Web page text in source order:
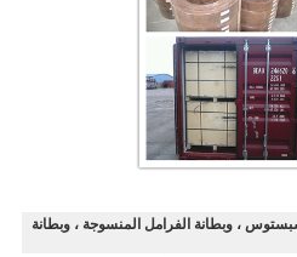
، وبطانة الفرامل المنسوجة ، وبطانة